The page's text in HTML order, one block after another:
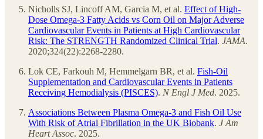
Nicholls SJ, Lincoff AM, Garcia M, et al. Effect of High-
Dose Omega-3 Fatty Acids vs Corn Oil on Major Adverse
Cardiovascular Events in Patients at High Cardiovascular
Risk: The STRENGTH Randomized Clinical Trial. JAMA.
2020;324(22):2268-2280.
Lok CE, Farkouh M, Hemmelgarn BR, et al. Fish-Oil
Supplementation and Cardiovascular Events in Patients
Receiving Hemodialysis (PISCES). N Engl J Med. 2025.
Associations Between Plasma Omega-3 and Fish Oil Use
With Risk of Atrial Fibrillation in the UK Biobank. J Am
Heart Assoc. 2025.